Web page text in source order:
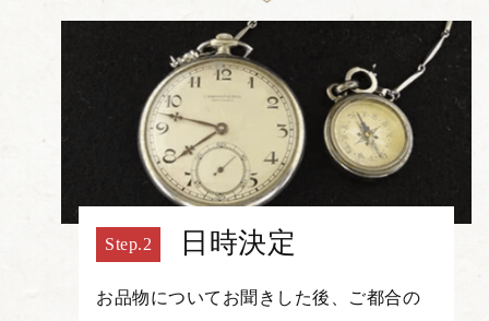
日時決定
お品物についてお聞きした後、ご都合の